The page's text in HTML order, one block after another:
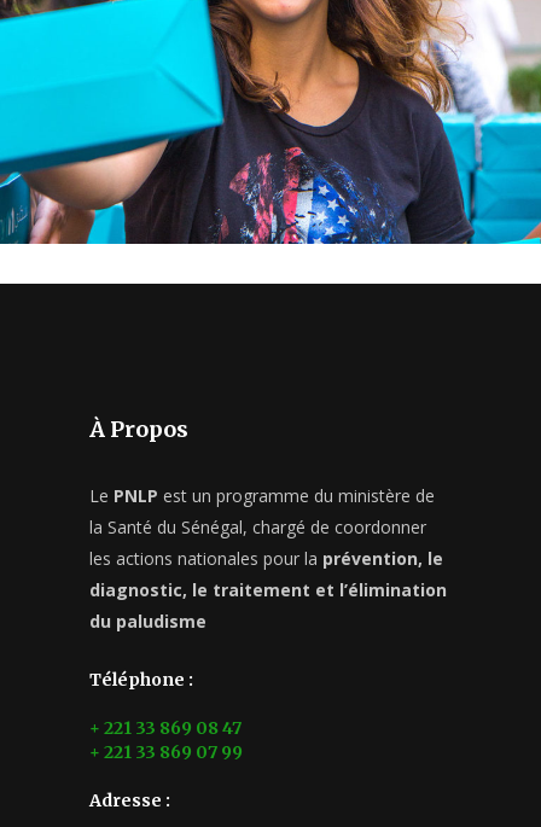
À Propos
Le PNLP est un programme du ministère de
la Santé du Sénégal, chargé de coordonner
les actions nationales pour la prévention, le
diagnostic, le traitement et l’élimination
du paludisme
Téléphone :
+ 221 33 869 08 47
+ 221 33 869 07 99
Adresse :